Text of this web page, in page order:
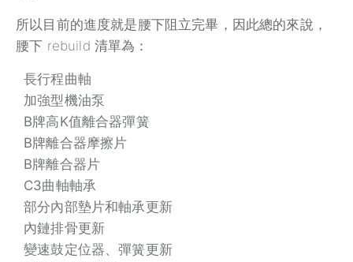
所以目前的進度就是腰下阻立完畢，因此總的來說，
腰下 rebuild 清單為：
長行程曲軸
加強型機油泵
B牌高K值離合器彈簧
B牌離合器摩擦片
B牌離合器片
C3曲軸軸承
部分內部墊片和軸承更新
內鏈排骨更新
變速鼓定位器、彈簧更新